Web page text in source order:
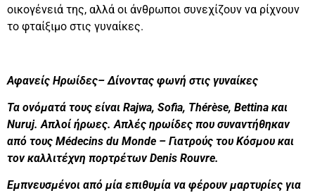
οικογένειά της, αλλά οι άνθρωποι συνεχίζουν να ρίχνουν
το φταίξιμο στις γυναίκες.
Αφανείς Ηρωίδες– Δίνοντας φωνή στις γυναίκες
Τα ονόματά τους είναι Rajwa, Sofia, Thérèse, Bettina και
Nuruj. Απλοί ήρωες. Απλές ηρωίδες που συναντήθηκαν
από τους Médecins du Monde – Γιατρούς του Κόσμου και
τον καλλιτέχνη πορτρέτων Denis Rouvre.
Εμπνευσμένοι από μία επιθυμία να φέρουν μαρτυρίες για